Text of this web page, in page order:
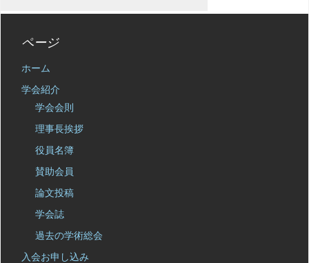
ページ
ホーム
学会紹介
学会会則
理事長挨拶
役員名簿
賛助会員
論文投稿
学会誌
過去の学術総会
入会お申し込み